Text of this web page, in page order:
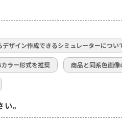
ザイン作成できるシミュレーターについ
ラー形式を推奨 商品と同系色画
。